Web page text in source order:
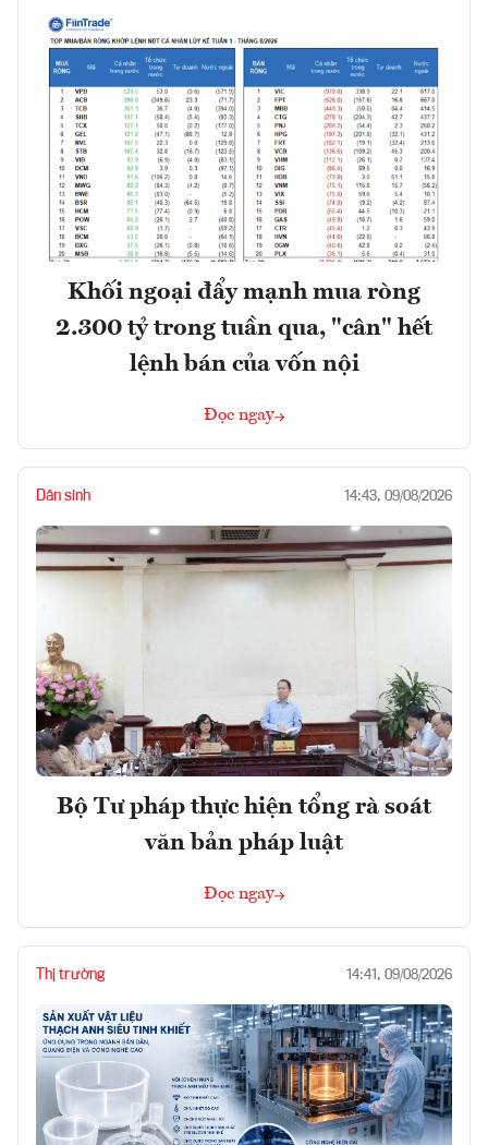
Khối ngoại đẩy mạnh mua ròng
2.300 tỷ trong tuần qua, "cân" hết
lệnh bán của vốn nội
Đọc ngay
Dân sinh 14:43, 09/08/2026
Bộ Tư pháp thực hiện tổng rà soát
văn bản pháp luật
Đọc ngay
Thị trường 14:41, 09/08/2026